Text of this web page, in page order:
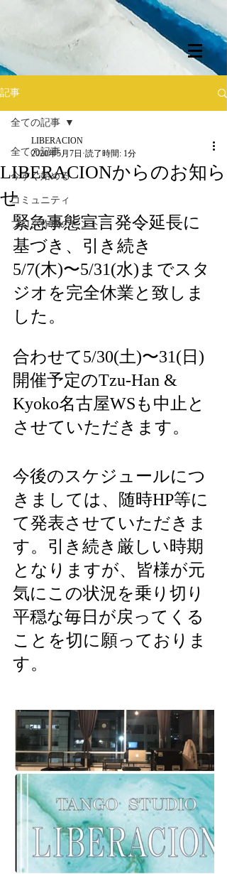
記事
全ての記事
今すぐ始める
コミュニティ
ブログ作成のヒント
全ての記事
LIBERACIONからのお知ら
せ
LIBERACION
2020年5月7日 読了時間: 1分
緊急事態宣言発令延長に
基づき、引き続き
5/7(木)〜5/31(水)までスタ
ジオを完全休業と致しま
した。
合わせて5/30(土)〜31(日)
開催予定のTzu-Han &
Kyoko名古屋WSも中止と
させていただきます。
今後のスケジュールにつ
きましては、随時HP等に
て発表させていただきま
す。 引き続き厳しい時期
となりますが、皆様が元
気にこの状況を乗り切り
平穏な毎日が戻ってくる
ことを切に願っておりま
す。